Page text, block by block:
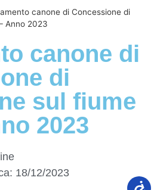
canone di Concessione di
Anno 2023
canone di
di
sul fiume
2023
18/12/2023